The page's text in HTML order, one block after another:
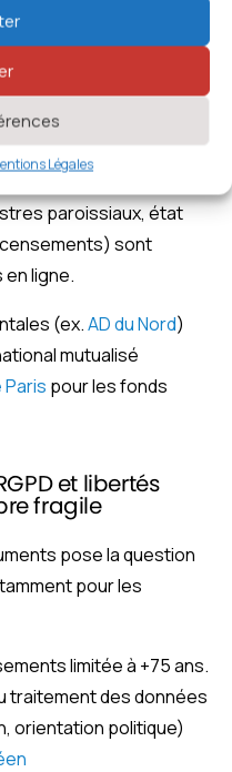
Légales
expansion.
: vers
en ligne
d’archives
paroissiaux, état
sont
ligne.
(ex.AD du Nord)
mutualisé
Paris pour les fonds
et libertés
fragile
pose la question
pour les
limitée à +75 ans.
traitement des données
orientation politique)